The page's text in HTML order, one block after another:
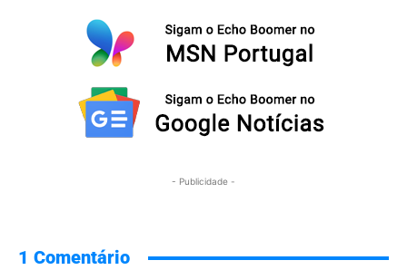
- Publicidade -
1 Comentário